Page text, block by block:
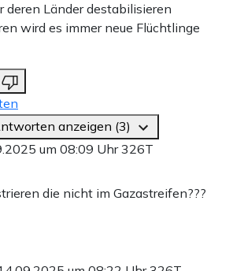
deren Länder destabilisieren
wird es immer neue Flüchtlinge
anzeigen (3)
um 08:09 Uhr326T
die nicht im Gazastreifen???